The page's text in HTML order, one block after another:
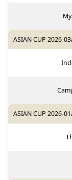
ASIAN CUP 2026-
ASIAN CUP 2026-